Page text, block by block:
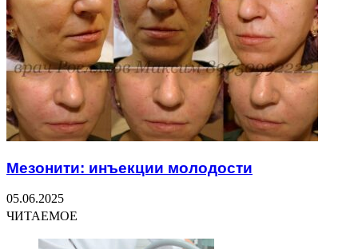
Мезонити: инъекции молодости
05.06.2025
ЧИТАЕМОЕ